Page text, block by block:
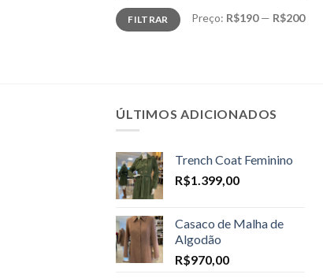
Preço
mínimo
Preço
máximo
FILTRAR Preço: R$190— R$200
ÚLTIMOS ADICIONADOS
Trench Coat Feminino
R$1.399,00
Casaco de Malha de
Algodão
R$970,00